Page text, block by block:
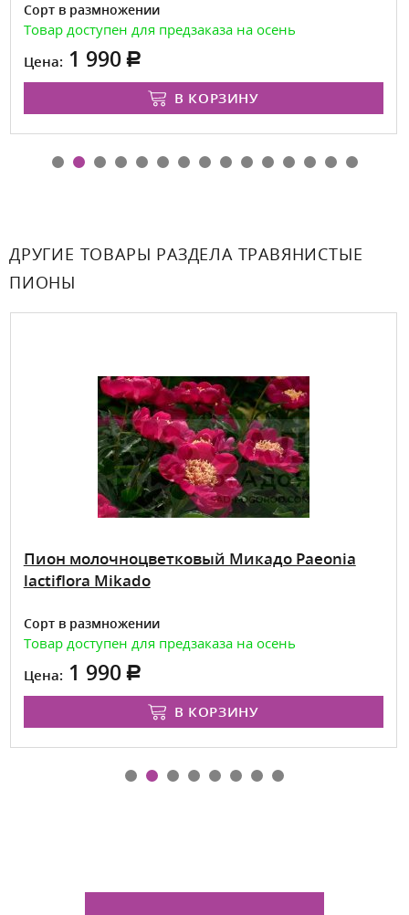
Сорт в размножении
Товар доступен для предзаказа на осень
Цена: 1 990
В КОРЗИНУ
ДРУГИЕ ТОВАРЫ РАЗДЕЛА ТРАВЯНИСТЫЕ
ПИОНЫ
Пион молочноцветковый Микадо Paeonia
lactiflora Mikado
Сорт в размножении
Товар доступен для предзаказа на осень
Цена: 1 990
В КОРЗИНУ